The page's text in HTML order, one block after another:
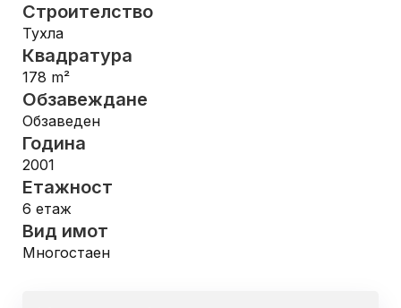
Строителство
Тухла
Квадратура
178 m²
Обзавеждане
Обзаведен
Година
2001
Етажност
6 етаж
Вид имот
Многостаен